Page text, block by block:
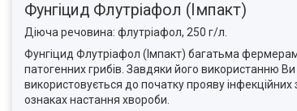
Фунгіцид Флутріафол (Імпакт)
Діюча речовина: флутріафол, 250 г/л.
Фунгіцид Флутріафол (Імпакт) багатьма
патогенних грибів. Завдяки його використанню
використовується до початку прояву
ознаках настання хвороби.